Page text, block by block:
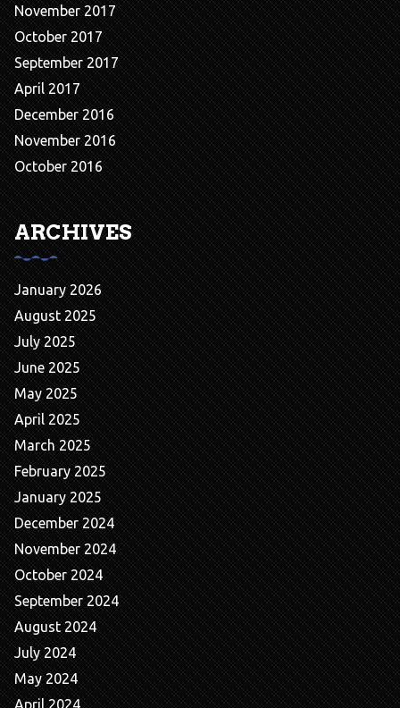
November 2017
October 2017
September 2017
April 2017
December 2016
November 2016
October 2016
ARCHIVES
January 2026
August 2025
July 2025
June 2025
May 2025
April 2025
March 2025
February 2025
January 2025
December 2024
November 2024
October 2024
September 2024
August 2024
July 2024
May 2024
April 2024